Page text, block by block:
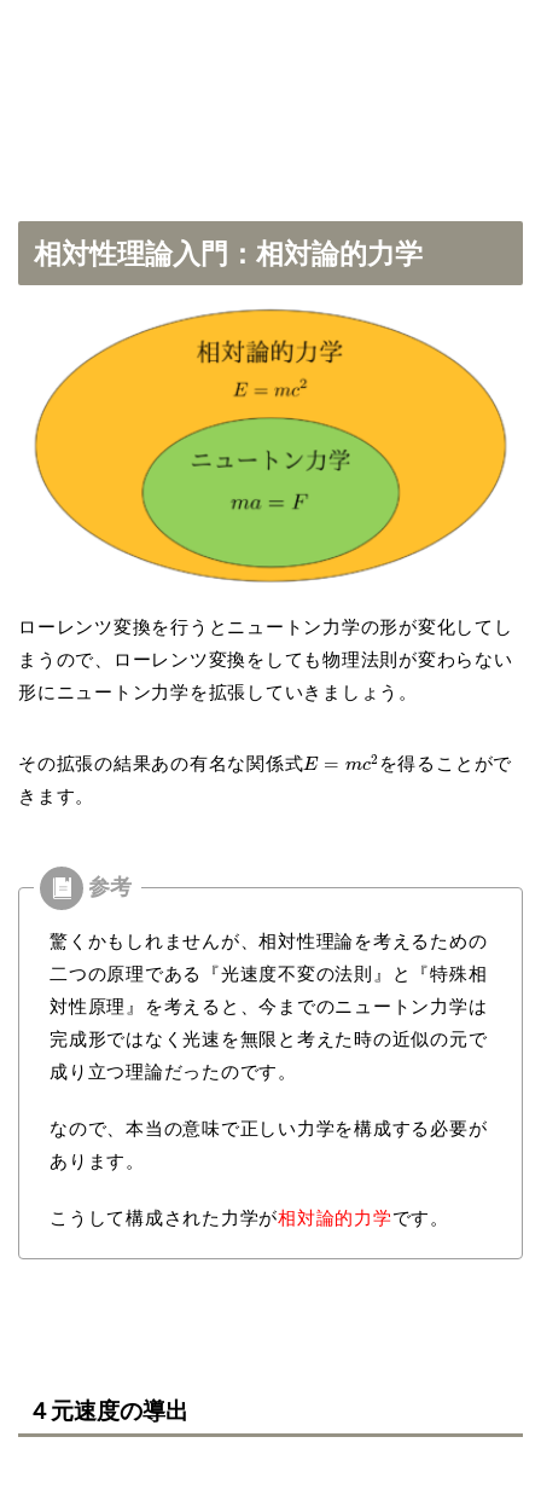
相対性理論入門：相対論的力学
ローレンツ変換を行うとニュートン力学の形が変化してし
まうので、ローレンツ変換をしても物理法則が変わらない
形にニュートン力学を拡張していきましょう。
その拡張の結果あの有名な関係式E = mc2 を得ることがで
きます。
驚くかもしれませんが、相対性理論を考えるための
二つの原理である『光速度不変の法則』と『特殊相
対性原理』を考えると、今までのニュートン力学は
完成形ではなく光速を無限と考えた時の近似の元で
成り立つ理論だったのです。
なので、本当の意味で正しい力学を構成する必要が
あります。
こうして構成された力学が相対論的力学です。
４元速度の導出